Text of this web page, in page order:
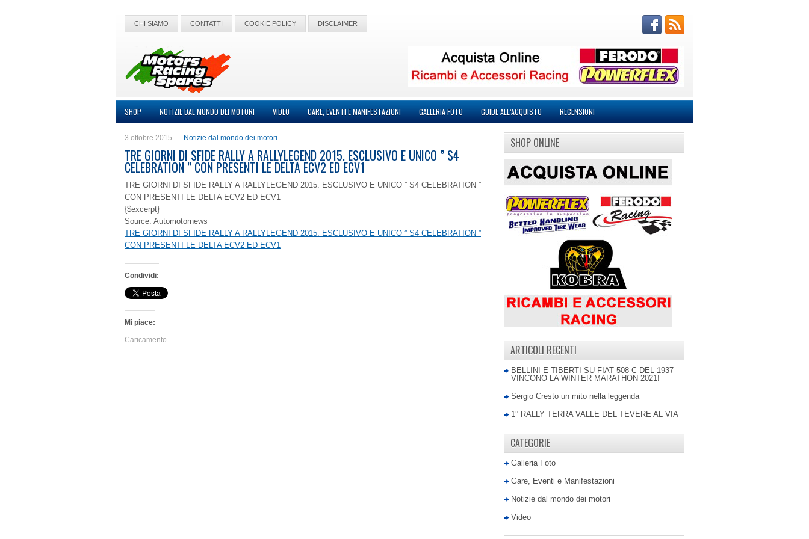
CHI SIAMO CONTATTI COOKIE POLICY DISCLAIMER
SHOP NOTIZIE DAL MONDO DEI MOTORI VIDEO GARE, EVENTI E MANIFESTAZIONI GALLERIA FOTO GUIDE ALL’ACQUISTO RECENSIONI
3 ottobre 2015 Notizie dal mondo dei motori
TRE GIORNI DI SFIDE RALLY A RALLYLEGEND 2015. ESCLUSIVO E UNICO ” S4
CELEBRATION ” CON PRESENTI LE DELTA ECV2 ED ECV1
TRE GIORNI DI SFIDE RALLY A RALLYLEGEND 2015. ESCLUSIVO E UNICO ” S4 CELEBRATION ”
CON PRESENTI LE DELTA ECV2 ED ECV1
{$excerpt}
Source: Automotornews
TRE GIORNI DI SFIDE RALLY A RALLYLEGEND 2015. ESCLUSIVO E UNICO ” S4 CELEBRATION ”
CON PRESENTI LE DELTA ECV2 ED ECV1
Condividi:
Mi piace:
Caricamento...
SHOP ONLINE
ARTICOLI RECENTI
BELLINI E TIBERTI SU FIAT 508 C DEL 1937
VINCONO LA WINTER MARATHON 2021!
Sergio Cresto un mito nella leggenda
1° RALLY TERRA VALLE DEL TEVERE AL VIA
CATEGORIE
Galleria Foto
Gare, Eventi e Manifestazioni
Notizie dal mondo dei motori
Video